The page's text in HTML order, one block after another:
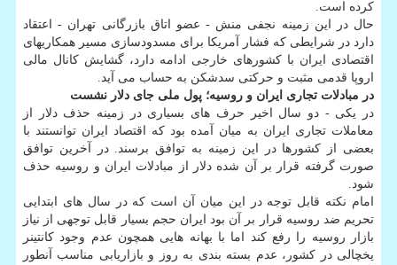
كرده است.
حال در این زمینه نجفی منش - عضو اتاق بازرگانی تهران - اعتقاد
دارد در شرایطی كه فشار آمریكا برای مسدودسازی مسیر همكاریهای
اقتصادی ایران با كشورهای خارجی ادامه دارد، گشایش كانال مالی
اروپا قدمی مثبت و حركتی سدشكن به حساب می آید.
در مبادلات تجاری ایران و روسیه؛ پول ملی جای دلار نشست
در یكی - دو سال اخیر حرف های بسیاری در زمینه حذف دلار از
معاملات تجاری ایران به میان آمده بود كه اقتصاد ایران توانستند با
بعضی از كشورها در این زمینه به توافق برسند. در آخرین توافق
صورت گرفته قرار بر آن شده دلار از مبادلات ایران و روسیه حذف
شود.
امام نكته قابل توجه در این میان آن است كه در سال های ابتدایی
تحریم ضد روسیه قرار بر آن بود ایران حجم بسیار قابل توجهی از نیاز
بازار روسیه را رفع كند اما با بهانه هایی همچون عدم وجود كانتینر
یخچالی در كشور، عدم بسته بندی به روز و بازاریابی مناسب آنطور